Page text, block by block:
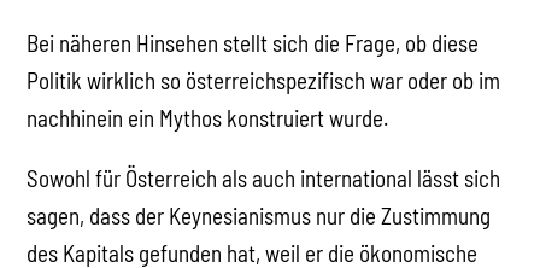
Bei näheren Hinsehen stellt sich die Frage, ob diese
Politik wirklich so österreichspezifisch war oder ob im
nachhinein ein Mythos konstruiert wurde.
Sowohl für Österreich als auch international lässt sich
sagen, dass der Keynesianismus nur die Zustimmung
des Kapitals gefunden hat, weil er die ökonomische